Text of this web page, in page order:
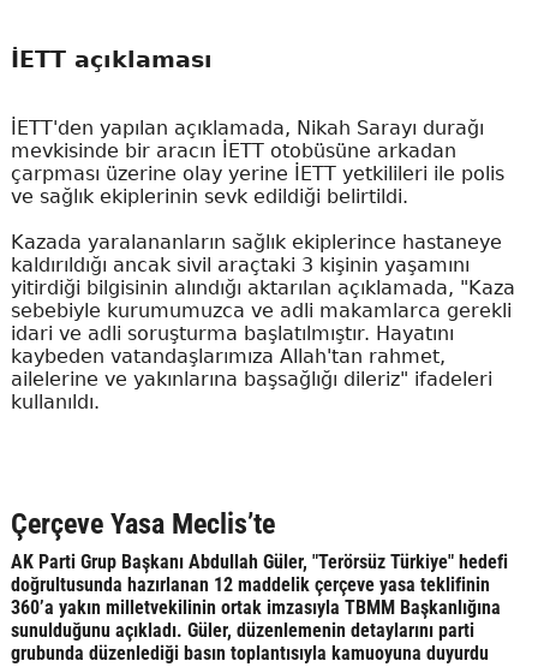
İETT açıklaması
İETT'den yapılan açıklamada, Nikah Sarayı durağı
mevkisinde bir aracın İETT otobüsüne arkadan
çarpması üzerine olay yerine İETT yetkilileri ile polis
ve sağlık ekiplerinin sevk edildiği belirtildi.
Kazada yaralananların sağlık ekiplerince hastaneye
kaldırıldığı ancak sivil araçtaki 3 kişinin yaşamını
yitirdiği bilgisinin alındığı aktarılan açıklamada, "Kaza
sebebiyle kurumumuzca ve adli makamlarca gerekli
idari ve adli soruşturma başlatılmıştır. Hayatını
kaybeden vatandaşlarımıza Allah'tan rahmet,
ailelerine ve yakınlarına başsağlığı dileriz" ifadeleri
kullanıldı.
Çerçeve Yasa Meclis’te
AK Parti Grup Başkanı Abdullah Güler, "Terörsüz Türkiye" hedefi
doğrultusunda hazırlanan 12 maddelik çerçeve yasa teklifinin
360’a yakın milletvekilinin ortak imzasıyla TBMM Başkanlığına
sunulduğunu açıkladı. Güler, düzenlemenin detaylarını parti
grubunda düzenlediği basın toplantısıyla kamuoyuna duyurdu